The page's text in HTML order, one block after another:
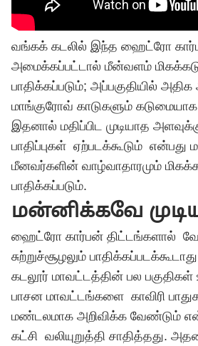
வங்கக் கடலில் இந்த ஹைட்ரோ
அமைக்கப்பட்டால் மீன்வளம்
பாதிக்கப்படும்; அப்பகுதியில்
மாங்குரோவ் காடுகளும் கடுமையாக
இதனால் மதிப்பிட முடியாத
பாதிப்புகள் ஏற்படக்கூடும் என்பது
மீனவர்களின் வாழ்வாதாரமும்
பாதிக்கப்படும்.
மன்னிக்கவே
ஹைட்ரோ கார்பன் திட்டங்களால்
சுற்றுச்சூழலும்
கடலூர் மாவட்டத்தின் பல பகுதிகள்
பாசன மாவட்டங்களை காவிரி
மண்டலமாக அறிவிக்க வேண்டும்
கட்சி வலியுறுத்தி சாதித்தது.